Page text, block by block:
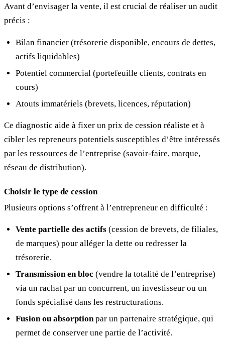
Avant d’envisager la vente, il est crucial de réaliser un audit
précis :
Bilan financier (trésorerie disponible, encours de dettes,
actifs liquidables)
Potentiel commercial (portefeuille clients, contrats en
cours)
Atouts immatériels (brevets, licences, réputation)
Ce diagnostic aide à fixer un prix de cession réaliste et à
cibler les repreneurs potentiels susceptibles d’être intéressés
par les ressources de l’entreprise (savoir-faire, marque,
réseau de distribution).
Choisir le type de cession
Plusieurs options s’offrent à l’entrepreneur en difficulté :
Vente partielle des actifs(cession de brevets, de filiales,
de marques) pour alléger la dette ou redresser la
trésorerie.
Transmission en bloc (vendre la totalité de l’entreprise)
via un rachat par un concurrent, un investisseur ou un
fonds spécialisé dans les restructurations.
Fusion ou absorptionpar un partenaire stratégique, qui
permet de conserver une partie de l’activité.